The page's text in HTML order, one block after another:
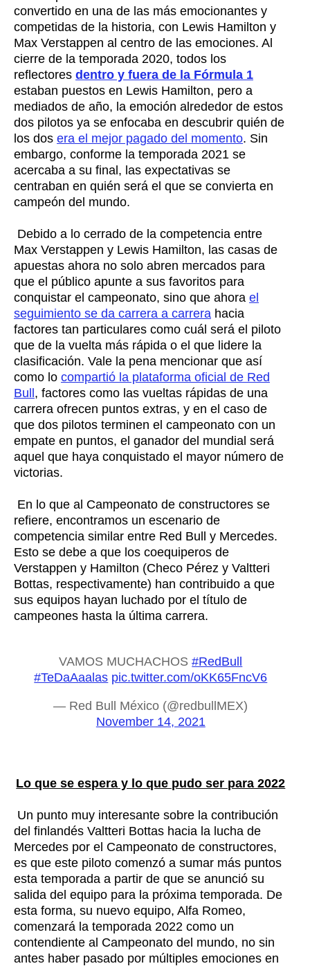
convertido en una de las más emocionantes y
competidas de la historia, con Lewis Hamilton y
Max Verstappen al centro de las emociones. Al
cierre de la temporada 2020, todos los
reflectores dentro y fuera de la Fórmula 1
estaban puestos en Lewis Hamilton, pero a
mediados de año, la emoción alrededor de estos
dos pilotos ya se enfocaba en descubrir quién de
los dos era el mejor pagado del momento. Sin
embargo, conforme la temporada 2021 se
acercaba a su final, las expectativas se
centraban en quién será el que se convierta en
campeón del mundo.
Debido a lo cerrado de la competencia entre
Max Verstappen y Lewis Hamilton, las casas de
apuestas ahora no solo abren mercados para
que el público apunte a sus favoritos para
conquistar el campeonato, sino que ahora el
seguimiento se da carrera a carrera hacia
factores tan particulares como cuál será el piloto
que de la vuelta más rápida o el que lidere la
clasificación. Vale la pena mencionar que así
como lo compartió la plataforma oficial de Red
Bull, factores como las vueltas rápidas de una
carrera ofrecen puntos extras, y en el caso de
que dos pilotos terminen el campeonato con un
empate en puntos, el ganador del mundial será
aquel que haya conquistado el mayor número de
victorias.
En lo que al Campeonato de constructores se
refiere, encontramos un escenario de
competencia similar entre Red Bull y Mercedes.
Esto se debe a que los coequiperos de
Verstappen y Hamilton (Checo Pérez y Valtteri
Bottas, respectivamente) han contribuido a que
sus equipos hayan luchado por el título de
campeones hasta la última carrera.
VAMOS MUCHACHOS#RedBull
#TeDaAaalas pic.twitter.com/oKK65FncV6
— Red Bull México (@redbullMEX)
November 14, 2021
Lo que se espera y lo que pudo ser para 2022
Un punto muy interesante sobre la contribución
del finlandés Valtteri Bottas hacia la lucha de
Mercedes por el Campeonato de constructores,
es que este piloto comenzó a sumar más puntos
esta temporada a partir de que se anunció su
salida del equipo para la próxima temporada. De
esta forma, su nuevo equipo, Alfa Romeo,
comenzará la temporada 2022 como un
contendiente al Campeonato del mundo, no sin
antes haber pasado por múltiples emociones en